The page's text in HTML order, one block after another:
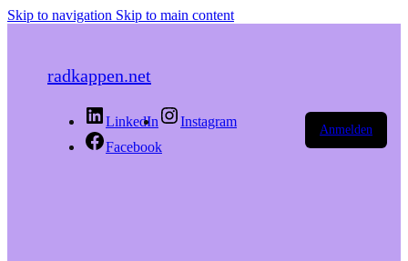
Skip to navigation Skip to main content
radkappen.net
LinkedIn
Instagram
Facebook
Anmelden